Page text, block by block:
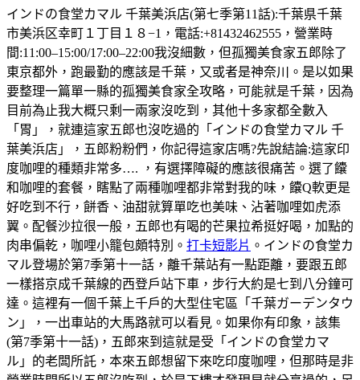
インドの食堂カマル 千葉美浜店(第七季第11話):千葉県千葉
市美浜区幸町１丁目１８−1，電話:+81432462555，營業時
間:11:00–15:00/17:00–22:00我沒細數，但孤獨美食家五郎除了
東京都外，跑最勤的應該是千葉，又或者是神奈川。是以如果
要整理一篇單一縣的孤獨美食家全攻略，可能就是千葉，因為
目前為止我大概只剩一兩家沒吃到，其他十多家都全數入
「胃」，就連這家五郎也沒吃過的「インドの食堂カマル 千
葉美浜店」，五郎粉粉們，你記得這家店嗎?先說結論:這家印
度咖哩的種類非常多…. ，有選擇障礙的應該很痛苦。選了饢
和咖哩的套餐，瞎點了兩種咖哩都非常對我的味，饢Q軟更是
好吃到不行，餅香、油甜就算單吃也美味、沾著咖哩如虎添
翼。配餐沙拉很一般，五郎也有喝的芒果拉希挺好喝，加點的
肉串偏乾，咖哩小籠包頗特別。 打卡短影片 。インドの食堂カ
マル登場於第7季第十一話，離千葉站有一點距離，要跟五郎
一樣搭京成千葉線的西登戶站下車，步行大約是七到八分鐘可
達。這裡有一個千葉上千戶的大型住宅區「千葉ガーデンタウ
ン」，一出車站的大馬路就可以看見。如果你有印象，該集
(第7季第十一話)，五郎來到這就是受「インドの食堂カマ
ル」的老闆所託，本來五郎想留下來吃印度咖哩，但那時是非